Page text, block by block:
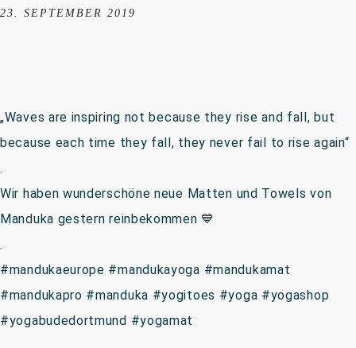
23. SEPTEMBER 2019
„Waves are inspiring not because they rise and fall, but
because each time they fall, they never fail to rise again“
.
Wir haben wunderschöne neue Matten und Towels von
Manduka gestern reinbekommen 💙
.
#mandukaeurope #mandukayoga #mandukamat
#mandukapro #manduka #yogitoes #yoga #yogashop
#yogabudedortmund #yogamat